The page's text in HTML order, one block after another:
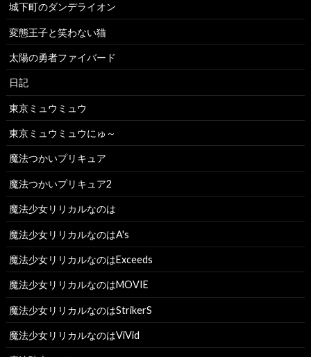
城下町のダンデライオン
変態王子と笑わない猫
太陽の勇者ファイバード
日記
東京ミュウミュウ
東京ミュウミュウにゅ～
魔法つかいプリキュア
魔法つかいプリキュア2
魔法少女リリカルなのは
魔法少女リリカルなのはA's
魔法少女リリカルなのはExceeds
魔法少女リリカルなのはMOVIE
魔法少女リリカルなのはStrikerS
魔法少女リリカルなのはViVid